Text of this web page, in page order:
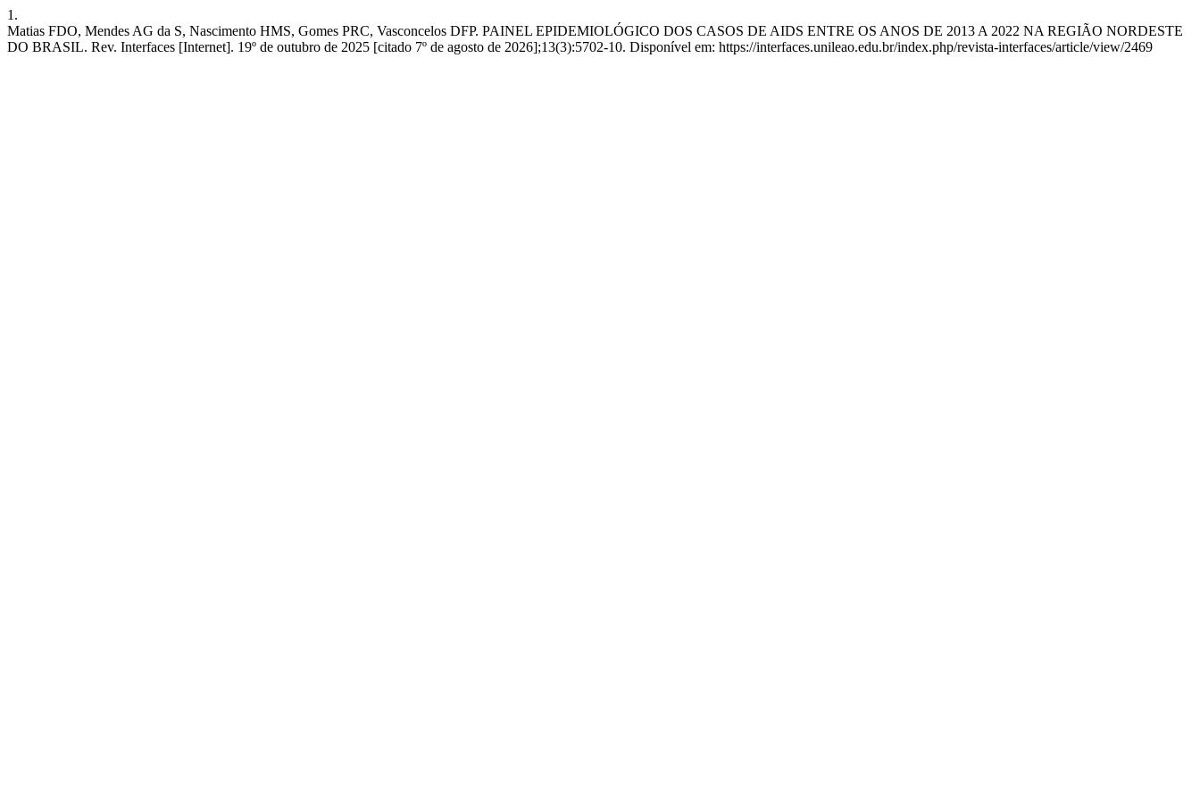
1.
Matias FDO, Mendes AG da S, Nascimento HMS, Gomes PRC, Vasconcelos DFP. PAINEL EPIDEMIOLÓGICO DOS CASOS DE AIDS ENTRE OS ANOS DE 2013 A 2022 NA REGIÃO NORDESTE
DO BRASIL. Rev. Interfaces [Internet]. 19º de outubro de 2025 [citado 7º de agosto de 2026];13(3):5702-10. Disponível em: https://interfaces.unileao.edu.br/index.php/revista-interfaces/article/view/2469